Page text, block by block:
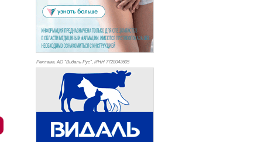
Реклама. АО "Видаль Рус", ИНН 7728043605